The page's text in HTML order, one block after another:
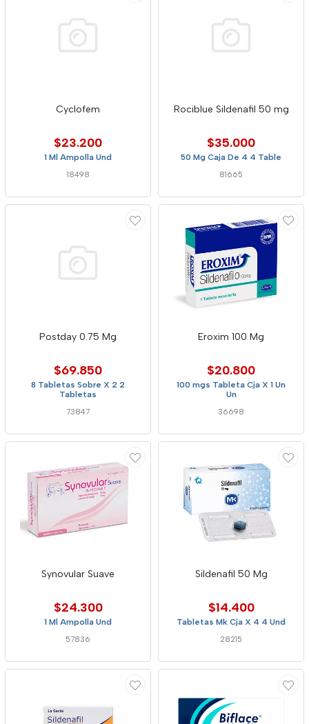
Cyclofem
$23.200
1 Ml Ampolla Und
18498
Rociblue Sildenafil 50 mg
$35.000
50 Mg Caja De 4 4 Table
81665
Postday 0.75 Mg
$69.850
8 Tabletas Sobre X 2 2
Tabletas
73847
Eroxim 100 Mg
$20.800
100 mgs Tableta Cja X 1 Un
Un
36698
Synovular Suave
$24.300
1 Ml Ampolla Und
57836
Sildenafil 50 Mg
$14.400
Tabletas Mk Cja X 4 4 Und
28215